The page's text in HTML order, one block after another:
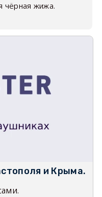
чёрная жижа.
и Крыма.